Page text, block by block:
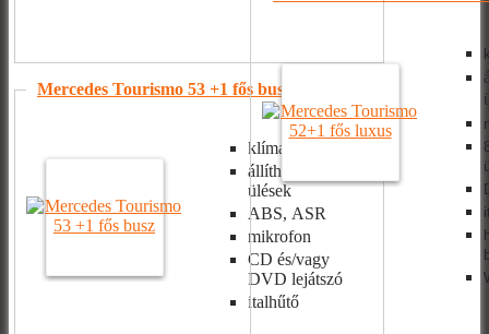
Mercedes Tourismo 53 +1 fős busz
klíma
állítható/dönthető
ülések
ABS, ASR
mikrofon
CD és/vagy
DVD lejátszó
italhűtő